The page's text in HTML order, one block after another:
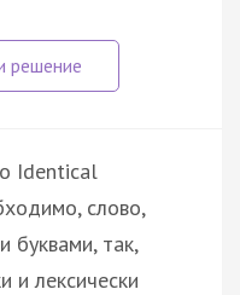
Identical
слово,
буквами, так,
и лексически